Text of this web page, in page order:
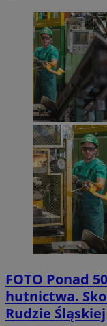
FOTO Ponad
hutnictwa.
Rudzie Śląskiej